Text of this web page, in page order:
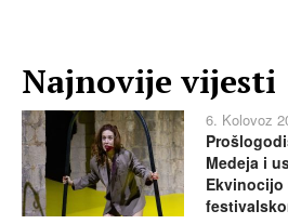
Najnovije vijesti
6. Kolovoz
Medeja i